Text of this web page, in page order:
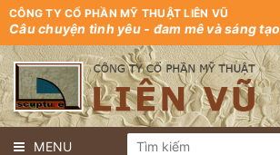
CÔNG TY CỔ PHẦN MỸ THUẬT LIÊN VŨ
Câu chuyện tình yêu - đam mê và sáng tạo
MENU